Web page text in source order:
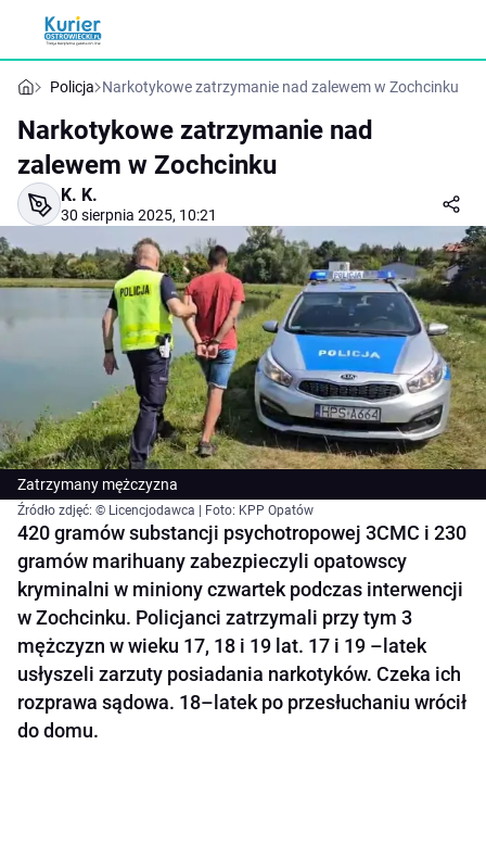
Policja Narkotykowe zatrzymanie nad zalewem w Zochcinku
Narkotykowe zatrzymanie nad
zalewem w Zochcinku
K. K.
30 sierpnia 2025, 10:21
Zatrzymany mężczyzna
Źródło zdjęć: © Licencjodawca | Foto: KPP Opatów
420 gramów substancji psychotropowej 3CMC i 230
gramów marihuany zabezpieczyli opatowscy
kryminalni w miniony czwartek podczas interwencji
w Zochcinku. Policjanci zatrzymali przy tym 3
mężczyzn w wieku 17, 18 i 19 lat. 17 i 19 –latek
usłyszeli zarzuty posiadania narkotyków. Czeka ich
rozprawa sądowa. 18–latek po przesłuchaniu wrócił
do domu.